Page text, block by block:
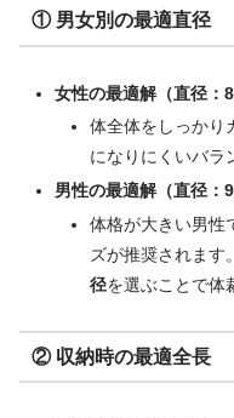
① 男女別の最適直径
女性の最適解（直径：
体全体をしっかり
になりにくいバラ
男性の最適解（直径：
体格が大きい男性
ズが推奨されます
径を選ぶことで体
② 収納時の最適全長